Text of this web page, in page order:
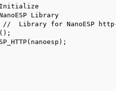
Initialize
Library
//  Library for NanoESP